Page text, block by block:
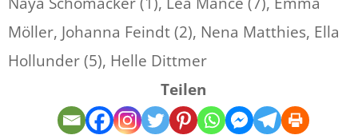
Möller, Johanna Feindt (2), Nena Matthies, Ella
Hollunder (5), Helle Dittmer
Teilen